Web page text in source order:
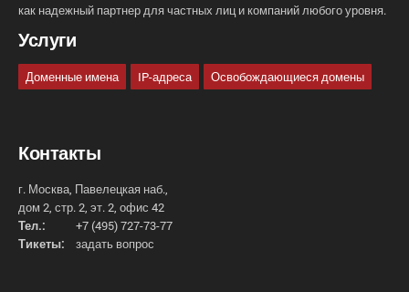
как надежный партнер для частных лиц и компаний любого уровня.
Услуги
Доменные имена IP-адреса Освобождающиеся домены
Контакты
г. Москва, Павелецкая наб.,
дом 2, стр. 2, эт. 2, офис 42
Тел.:
+7 (495) 727-73-77
Тикеты:
задать вопрос